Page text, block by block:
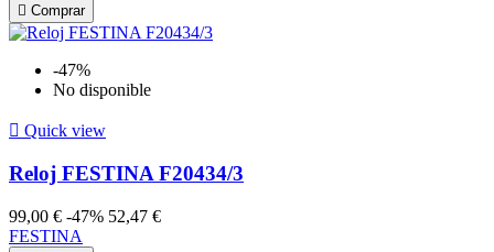
 Comprar
-47%
No disponible
 Quick view
Reloj FESTINA F20434/3
99,00 € -47% 52,47 €
FESTINA